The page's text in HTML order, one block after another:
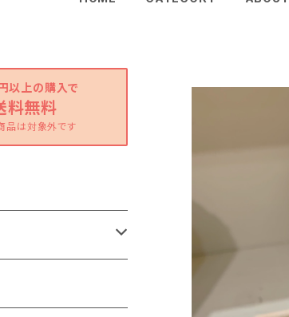
上の購入で
料無料
品は対象外です